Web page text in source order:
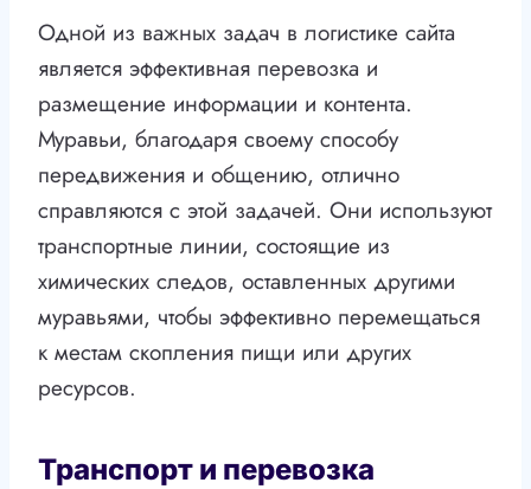
Одной из важных задач в логистике сайта
является эффективная перевозка и
размещение информации и контента.
Муравьи, благодаря своему способу
передвижения и общению, отлично
справляются с этой задачей. Они используют
транспортные линии, состоящие из
химических следов, оставленных другими
муравьями, чтобы эффективно перемещаться
к местам скопления пищи или других
ресурсов.
Транспорт и перевозка